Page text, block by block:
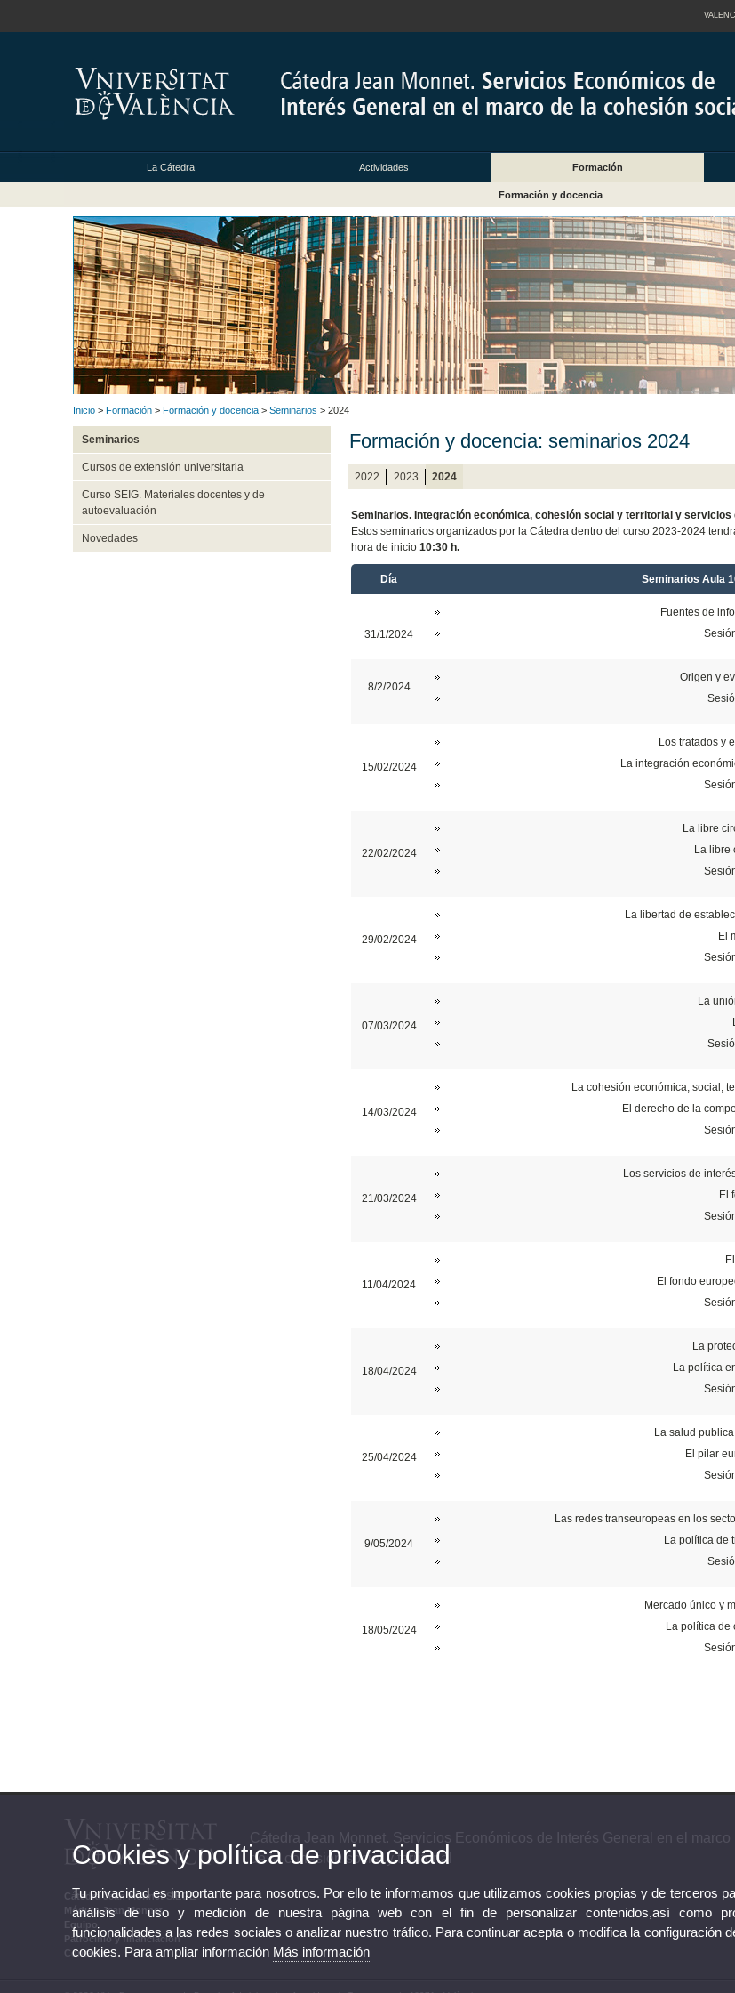
La Cátedra Actividades Formación
Formación y docencia
Inicio > Formación > Formación y docencia > Seminarios > 2024
Seminarios
Cursos de extensión universitaria
Curso SEIG. Materiales docentes y de
autoevaluación
Novedades
Formación y docencia: seminarios 2024
2022 2023 2024
Seminarios. Integración económica, cohesión social y territorial y servicios
Estos seminarios organizados por la Cátedra dentro del curso 2023-2024
hora de inicio 10:30 h.
Día Seminarios Aula
31/1/2024
Fuentes de
8/2/2024
Origen y
15/02/2024
Los tratados y
La integración
22/02/2024
La libre
La libre
29/02/2024
La libertad de
El
07/03/2024
La
14/03/2024
La cohesión económica, social,
El derecho de la
21/03/2024
Los servicios de
El
11/04/2024
El fondo
18/04/2024
La
La política
25/04/2024
La salud
El pilar
9/05/2024
Las redes transeuropeas en los
La política de
18/05/2024
Mercado único y
La política de
Cátedra Jean Monnet. Servicios Económicos de Interés General en el marco
de la cohesión social y territorial
Cátedra Jean Monnet SIEGE
Módulo Jean Monnet
Equipo
Patrocinio y financiación
Contacto
Cookies y política de privacidad
Tu privacidad es importante para nosotros. Por ello te informamos que utilizamos cookies propias y de terceros
análisis de uso y medición de nuestra página web con el fin de personalizar contenidos,así como
funcionalidades a las redes sociales o analizar nuestro tráfico. Para continuar acepta o modifica la configuración
cookies. Para ampliar información Más información